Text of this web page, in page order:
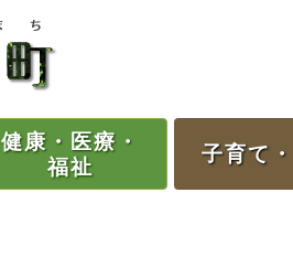
健康・ 医療・
福祉
子育て・